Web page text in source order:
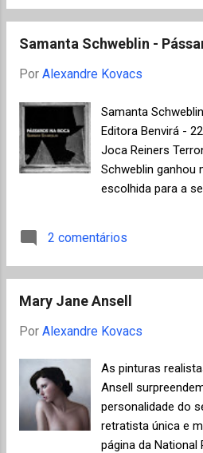
acima, neve e n...
influente romance
Odisseia de
Dublin e narrando
Stephen Dedalus.
1904, passou a
mundialmente
homenagem ao
e ao romance que
consciência",
a terceira
Civilização
contou com a
Samanta Schweblin -
Por Alexandre Kovacs
Samanta
Editora Benvirá -
Joca Reiners
Schweblin ganhou
escolhida para a
escritores da
latino-americanos
Samanta
cinematográfico.
del disturbio
Argentina. Em
de las Américas
O livro é uma
2 comentários
Mary Jane Ansell
Por Alexandre Kovacs
As pinturas
Ansell
personalidade do
retratista única e
página da National